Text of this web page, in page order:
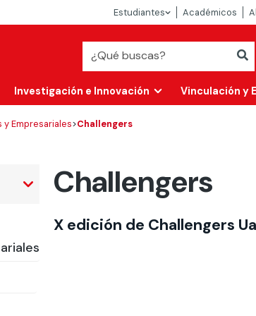
Estudiantes Académicos
Investigación e Innovación Vinculación y
Empresariales>Challengers
Challengers
X edición de Challengers